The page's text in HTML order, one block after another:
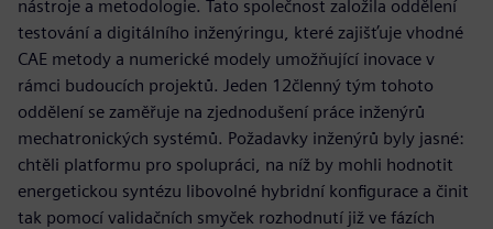
nástroje a metodologie. Tato společnost založila oddělení
testování a digitálního inženýringu, které zajišťuje vhodné
CAE metody a numerické modely umožňující inovace v
rámci budoucích projektů. Jeden 12členný tým tohoto
oddělení se zaměřuje na zjednodušení práce inženýrů
mechatronických systémů. Požadavky inženýrů byly jasné:
chtěli platformu pro spolupráci, na níž by mohli hodnotit
energetickou syntézu libovolné hybridní konfigurace a činit
tak pomocí validačních smyček rozhodnutí již ve fázích